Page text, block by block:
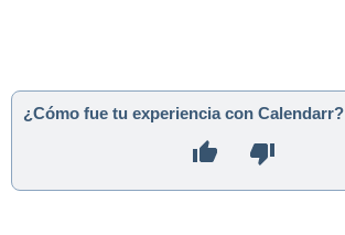
¿Cómo fue tu experiencia con Calendarr?